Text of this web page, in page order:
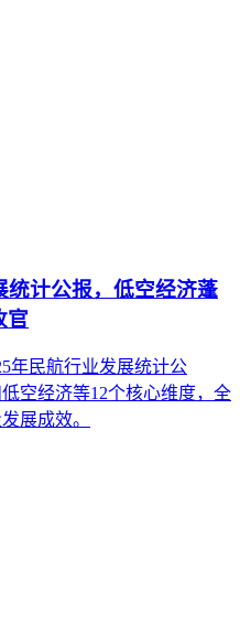
统计公报，低空经济蓬
官
年民航行业发展统计公
空经济等12个核心维度，全
展成效。